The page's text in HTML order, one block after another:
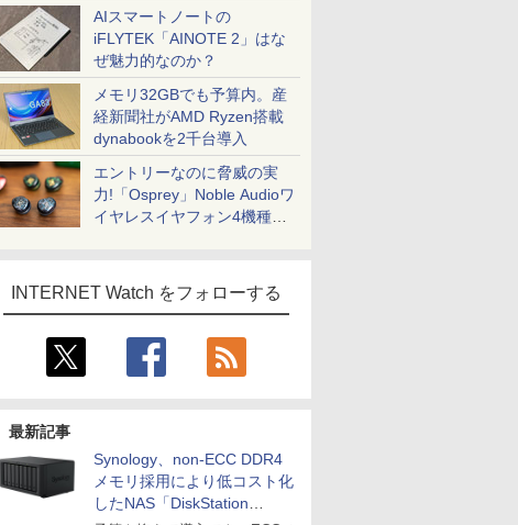
AIスマートノートの
iFLYTEK「AINOTE 2」はな
ぜ魅力的なのか？
メモリ32GBでも予算内。産
経新聞社がAMD Ryzen搭載
dynabookを2千台導入
エントリーなのに脅威の実
力!「Osprey」Noble Audioワ
イヤレスイヤフォン4機種を
INTERNET Watch をフォローする
最新記事
Synology、non-ECC DDR4
メモリ採用により低コスト化
したNAS「DiskStation